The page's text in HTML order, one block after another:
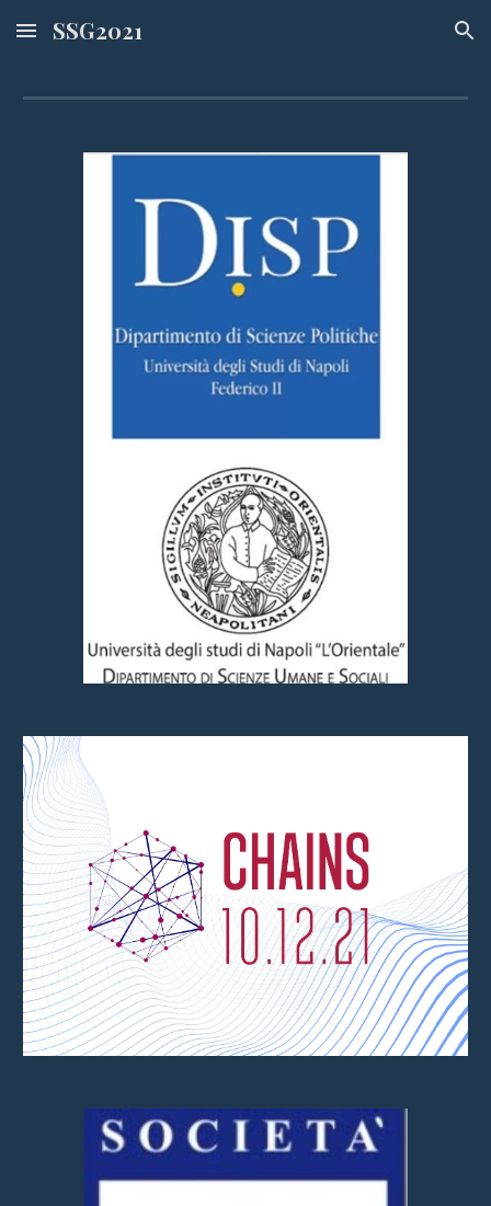
Skip to main content Skip to navigation
SSG2021